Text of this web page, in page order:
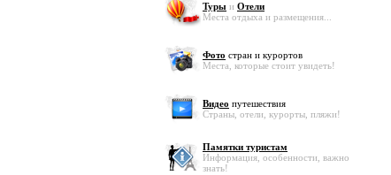
Туры и Отели
Места отдыха и размещения...
Фото стран и курортов
Места, которые стоит увидеть!
Видео путешествия
Страны, отели, курорты, пляжи!
Памятки туристам
Информация, особенности, важно
знать!